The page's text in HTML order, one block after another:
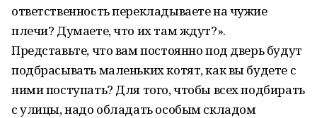
ответственность перекладываете на чужие
плечи? Думаете, что их там ждут?».
Представьте, что вам постоянно под дверь будут
подбрасывать маленьких котят, как вы будете с
ними поступать? Для того, чтобы всех подбирать
с улицы, надо обладать особым складом